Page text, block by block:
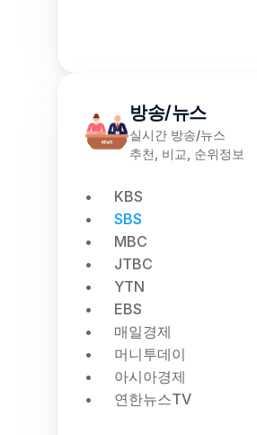
방송/뉴스
실시간 방송/뉴스
추천, 비교, 순위정보
KBS
SBS
MBC
JTBC
YTN
EBS
매일경제
머니투데이
아시아경제
연한뉴스TV